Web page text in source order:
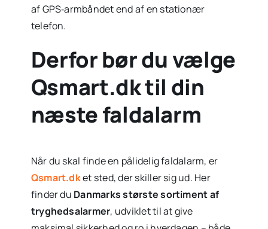
af GPS‑armbåndet end af en stationær
telefon.
Derfor bør du vælge
Qsmart.dk til din
næste faldalarm
Når du skal finde en pålidelig faldalarm, er
Qsmart.dket sted, der skiller sig ud. Her
finder du Danmarks største sortiment af
tryghedsalarmer, udviklet til at give